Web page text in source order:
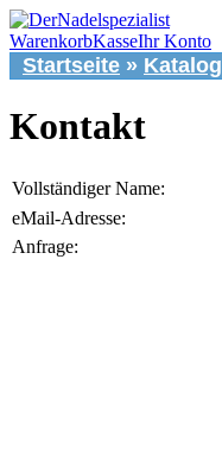
WarenkorbKasseIhr Konto
Startseite » Katalog
Kontakt
Vollständiger Name:
eMail-Adresse:
Anfrage: